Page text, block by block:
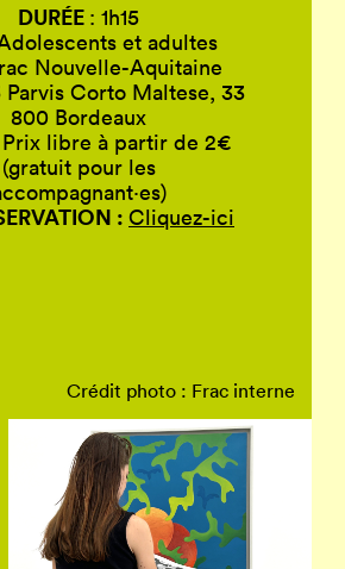
DURÉE : 1h15
et adultes
Nouvelle-Aquitaine
Parvis Corto Maltese, 33
800 Bordeaux
libre à partir de 2€
(gratuit pour les
: Cliquez-ici
Crédit photo : Frac interne